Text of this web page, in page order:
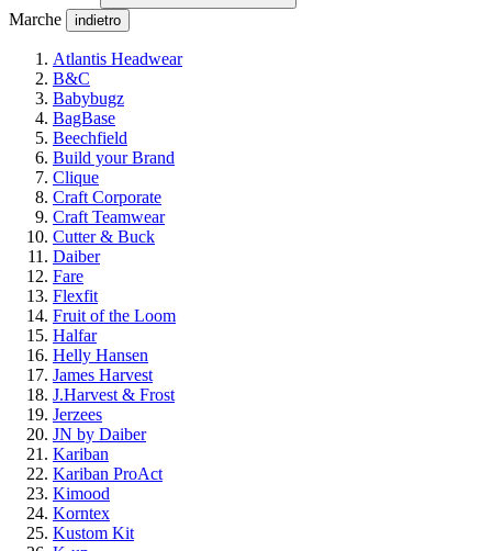
Marche indietro
Atlantis Headwear
B&C
Babybugz
BagBase
Beechfield
Build your Brand
Clique
Craft Corporate
Craft Teamwear
Cutter & Buck
Daiber
Fare
Flexfit
Fruit of the Loom
Halfar
Helly Hansen
James Harvest
J.Harvest & Frost
Jerzees
JN by Daiber
Kariban
Kariban ProAct
Kimood
Korntex
Kustom Kit